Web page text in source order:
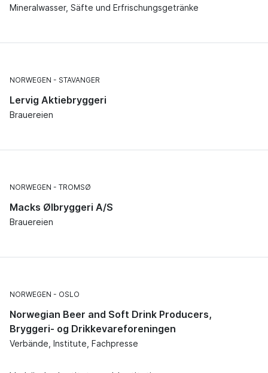
Mineralwasser, Säfte und Erfrischungsgetränke
NORWEGEN STAVANGER
Lervig Aktiebryggeri
Brauereien
NORWEGEN TROMSØ
Macks Ølbryggeri A/S
Brauereien
NORWEGEN OSLO
Norwegian Beer and Soft Drink Producers,
Bryggeri- og Drikkevareforeningen
Verbände, Institute, Fachpresse